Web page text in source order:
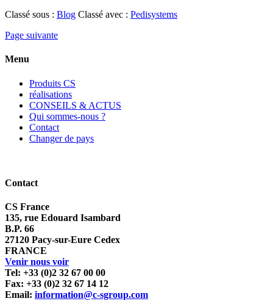
Classé sous : Blog Classé avec : Pedisystems
Page suivante
Menu
Produits CS
réalisations
CONSEILS & ACTUS
Qui sommes-nous ?
Contact
Changer de pays
Contact
CS France
135, rue Edouard Isambard
B.P. 66
27120 Pacy-sur-Eure Cedex
FRANCE
Venir nous voir
Tel: +33 (0)2 32 67 00 00
Fax: +33 (0)2 32 67 14 12
Email: information@c-sgroup.com